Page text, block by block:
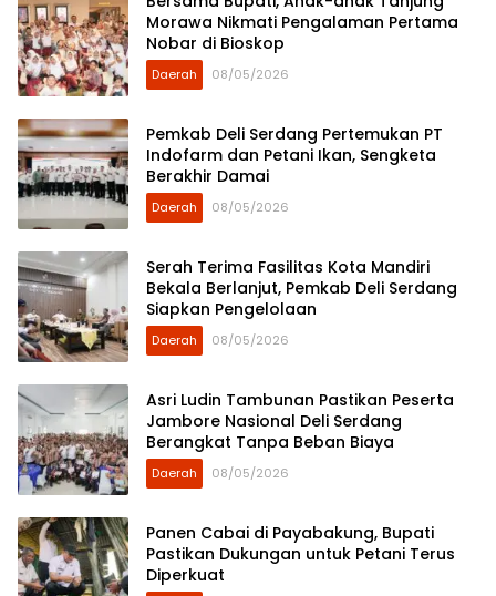
Morawa Nikmati Pengalaman Pertama
Nobar di Bioskop
Daerah 08/05/2026
Pemkab Deli Serdang Pertemukan PT
Indofarm dan Petani Ikan, Sengketa
Berakhir Damai
Daerah 08/05/2026
Serah Terima Fasilitas Kota Mandiri
Bekala Berlanjut, Pemkab Deli Serdang
Siapkan Pengelolaan
Daerah 08/05/2026
Asri Ludin Tambunan Pastikan Peserta
Jambore Nasional Deli Serdang
Berangkat Tanpa Beban Biaya
Daerah 08/05/2026
Panen Cabai di Payabakung, Bupati
Pastikan Dukungan untuk Petani Terus
Diperkuat